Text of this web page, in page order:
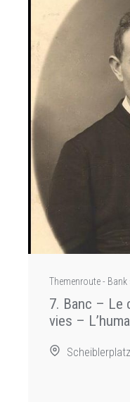
Themenroute - Bank
7. Banc – Le
vies –